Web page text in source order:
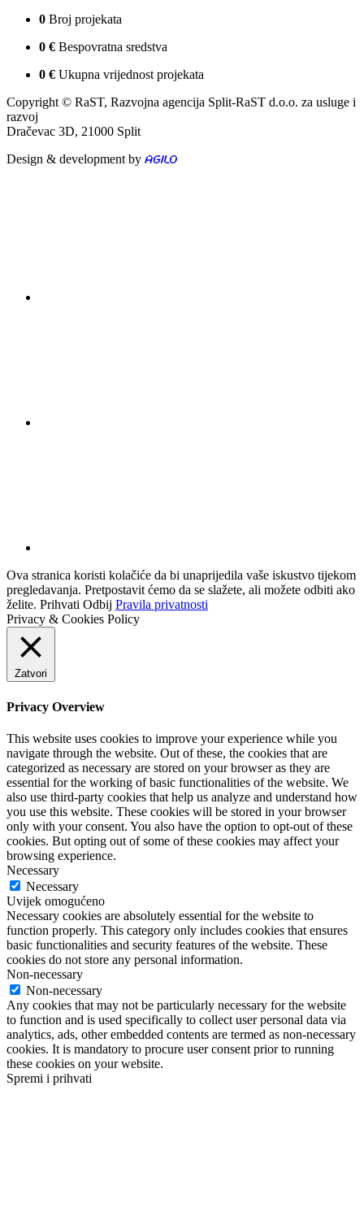
0 Broj projekata
0 € Bespovratna sredstva
0 € Ukupna vrijednost projekata
Copyright © RaST, Razvojna agencija Split-RaST d.o.o. za usluge i
razvoj
Dračevac 3D, 21000 Split
Design & development by
Ova stranica koristi kolačiće da bi unaprijedila vaše iskustvo tijekom
pregledavanja. Pretpostavit ćemo da se slažete, ali možete odbiti ako
želite. Prihvati Odbij Pravila privatnosti
Privacy & Cookies Policy
Zatvori
Privacy Overview
This website uses cookies to improve your experience while you
navigate through the website. Out of these, the cookies that are
categorized as necessary are stored on your browser as they are
essential for the working of basic functionalities of the website. We
also use third-party cookies that help us analyze and understand how
you use this website. These cookies will be stored in your browser
only with your consent. You also have the option to opt-out of these
cookies. But opting out of some of these cookies may affect your
browsing experience.
Necessary
Necessary
Uvijek omogućeno
Necessary cookies are absolutely essential for the website to
function properly. This category only includes cookies that ensures
basic functionalities and security features of the website. These
cookies do not store any personal information.
Non-necessary
Non-necessary
Any cookies that may not be particularly necessary for the website
to function and is used specifically to collect user personal data via
analytics, ads, other embedded contents are termed as non-necessary
cookies. It is mandatory to procure user consent prior to running
these cookies on your website.
Spremi i prihvati